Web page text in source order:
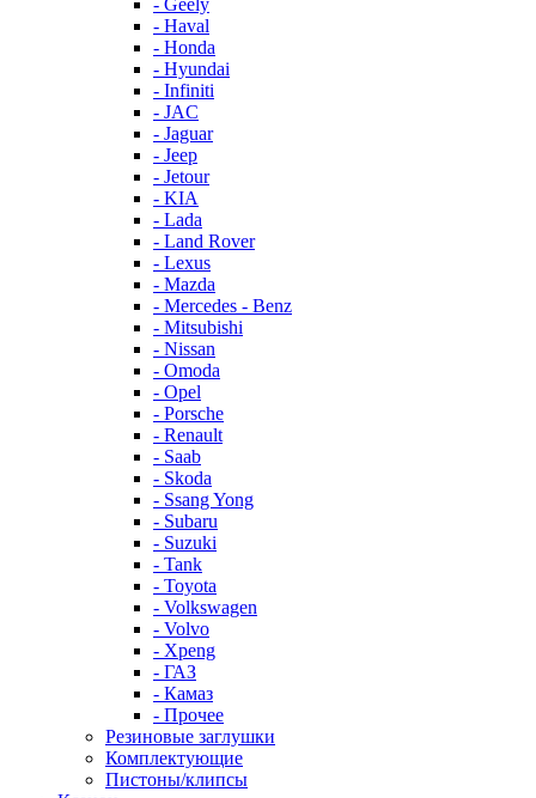
- Geely
- Haval
- Honda
- Hyundai
- Infiniti
- JAC
- Jaguar
- Jeep
- Jetour
- KIA
- Lada
- Land Rover
- Lexus
- Mazda
- Mercedes - Benz
- Mitsubishi
- Nissan
- Omoda
- Opel
- Porsche
- Renault
- Saab
- Skoda
- Ssang Yong
- Subaru
- Suzuki
- Tank
- Toyota
- Volkswagen
- Volvo
- Xpeng
- ГАЗ
- Камаз
- Прочее
Резиновые заглушки
Комплектующие
Пистоны/клипсы